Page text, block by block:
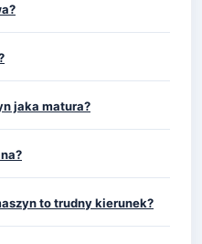
jaka matura?
to trudny kierunek?